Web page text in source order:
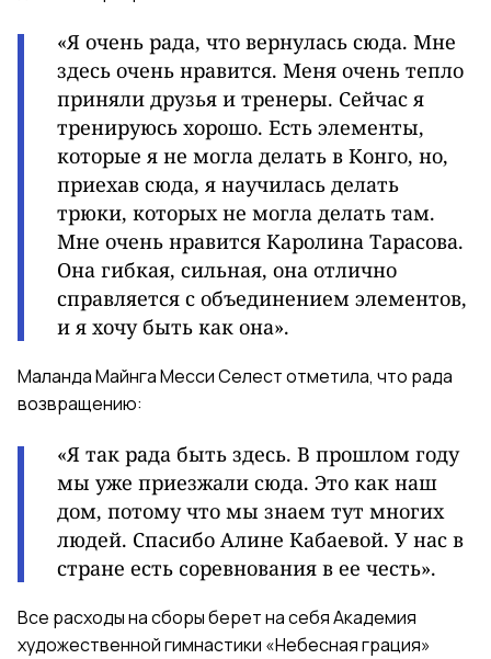
«Я очень рада, что вернулась сюда. Мне
здесь очень нравится. Меня очень тепло
приняли друзья и тренеры. Сейчас я
тренируюсь хорошо. Есть элементы,
которые я не могла делать в Конго, но,
приехав сюда, я научилась делать
трюки, которых не могла делать там.
Мне очень нравится Каролина Тарасова.
Она гибкая, сильная, она отлично
справляется с объединением элементов,
и я хочу быть как она».
Маланда Майнга Месси Селест отметила, что рада
возвращению:
«Я так рада быть здесь. В прошлом году
мы уже приезжали сюда. Это как наш
дом, потому что мы знаем тут многих
людей. Спасибо Алине Кабаевой. У нас в
стране есть coревнования в ее честь».
Все расходы на сборы берет на себя Академия
художественной гимнастики «Небесная грация»